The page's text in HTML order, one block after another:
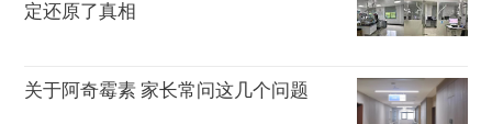
定还原了真相
关于阿奇霉素 家长常问这几个问题